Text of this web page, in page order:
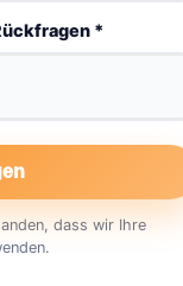
*
dass wir Ihre